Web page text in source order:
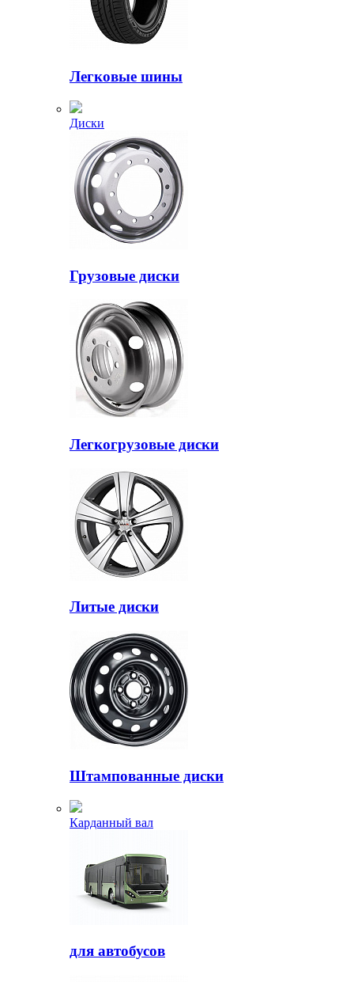
Легковые шины
Диски
Грузовые диски
Легкогрузовые диски
Литые диски
Штампованные диски
Карданный вал
для автобусов